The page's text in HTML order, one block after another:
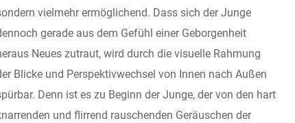
vielmehr ermöglichend. Dass sich der Junge
gerade aus dem Gefühl einer Geborgenheit
Neues zutraut, wird durch die visuelle Rahmung
Blicke und Perspektivwechsel von Innen nach Außen
Denn ist es zu Beginn der Junge, der von den hart
und flirrend rauschenden Geräuschen der